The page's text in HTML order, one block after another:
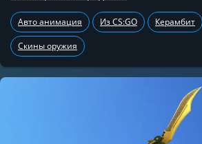
Авто анимация Из CS:GO Керамбит
Скины оружия